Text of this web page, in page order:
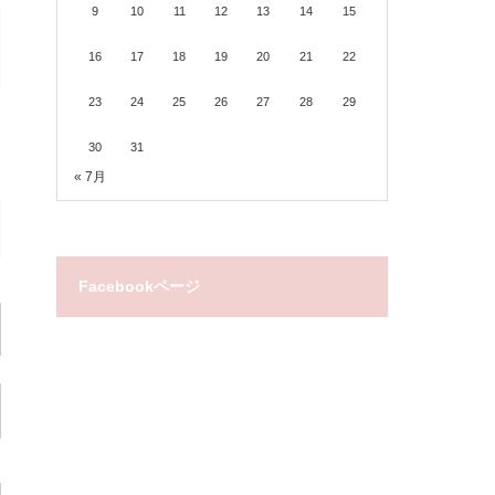
9 10 11 12 13 14 15
16 17 18 19 20 21 22
23 24 25 26 27 28 29
30 31
« 7月
Facebookページ